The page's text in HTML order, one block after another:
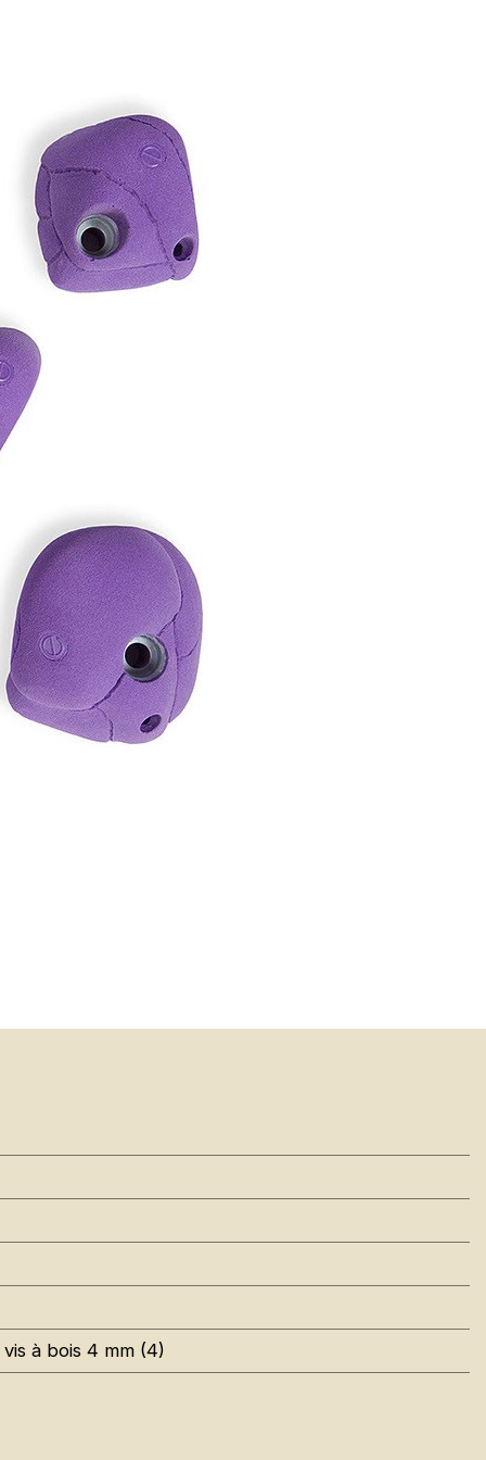
à bois 4 mm (4)
RAL 9016